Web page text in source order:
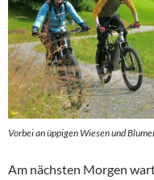
Vorbei an üppigen Wiesen und
Am nächsten Morgen